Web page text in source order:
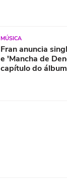
MÚSICA
Fran anuncia
e 'Mancha de
capítulo do